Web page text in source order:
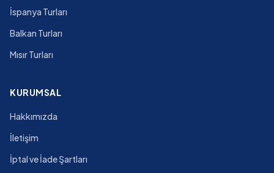
İspanya Turları
Balkan Turları
Mısır Turları
KURUMSAL
Hakkımızda
İletişim
İptal ve İade Şartları